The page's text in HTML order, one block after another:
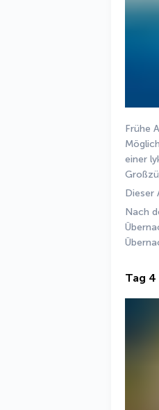
Frühe
einer
Dieser
Nach
Tag 4